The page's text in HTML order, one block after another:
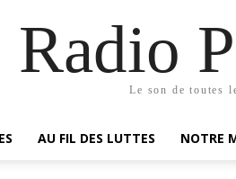
Radio
Le son de toutes
AU FIL DES LUTTES NOTRE